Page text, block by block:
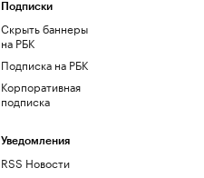
Подписки
Скрыть баннеры
на РБК
Подписка на РБК
Корпоративная
подписка
Уведомления
RSS Новости